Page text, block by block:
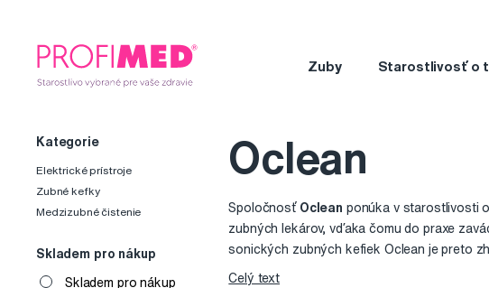
Zuby Starostlivosť o
Kategorie
Elektrické prístroje
Zubné kefky
Medzizubné čistenie
Skladem pro nákup
Skladem pro nákup
Oclean
Spoločnosť Oclean ponúka v starostlivosti
zubných lekárov, vďaka čomu do praxe
sonických zubných kefiek Oclean je preto
prispôsobiť nášmu spôsobu čistenia zubov
Celý text